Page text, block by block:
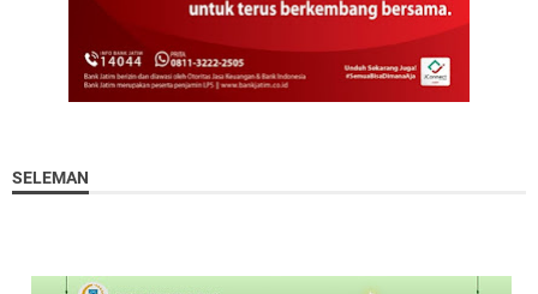
SELEMAN